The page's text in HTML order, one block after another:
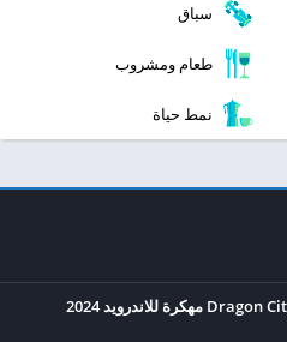
سباق
طعام ومشروب
نمط حياة